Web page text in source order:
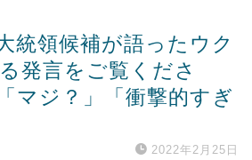
相互RSS
統領候補が語ったウク
発言をご覧くださ
マジ？」「衝撃的すぎ
2022年2月25日